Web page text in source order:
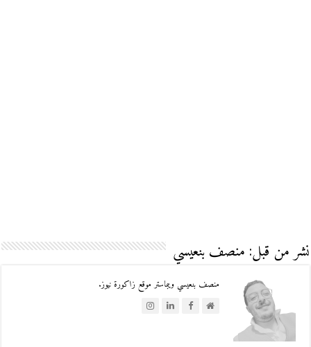
نشر من قبل: منصف بنعيسي
منصف بنعيسي ويبماستر موقع زاكورة نيوز.